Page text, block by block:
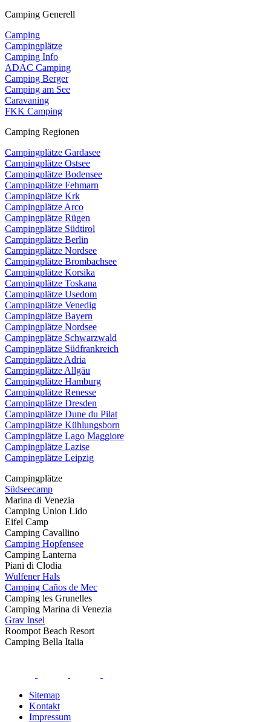
Camping Generell
Camping
Campingplätze
Camping Info
ADAC Camping
Camping Berger
Camping am See
Caravaning
FKK Camping
Camping Regionen
Campingplätze Gardasee
Campingplätze Ostsee
Campingplätze Bodensee
Campingplätze Fehmarn
Campingplätze Krk
Campingplätze Arco
Campingplätze Rügen
Campingplätze Südtirol
Campingplätze Berlin
Campingplätze Nordsee
Campingplätze Brombachsee
Campingplätze Korsika
Campingplätze Toskana
Campingplätze Usedom
Campingplätze Venedig
Campingplätze Bayern
Campingplätze Nordsee
Campingplätze Schwarzwald
Campingplätze Südfrankreich
Campingplätze Adria
Campingplätze Allgäu
Campingplätze Hamburg
Campingplätze Renesse
Campingplätze Dresden
Campingplätze Dune du Pilat
Campingplätze Kühlungsborn
Campingplätze Lago Maggiore
Campingplätze Lazise
Campingplätze Leipzig
Campingplätze
Südseecamp
Marina di Venezia
Camping Union Lido
Eifel Camp
Camping Cavallino
Camping Hopfensee
Camping Lanterna
Piani di Clodia
Wulfener Hals
Camping Caños de Mec
Camping les Grunelles
Camping Marina di Venezia
Grav Insel
Roompot Beach Resort
Camping Bella Italia
Sitemap
Kontakt
Impressum